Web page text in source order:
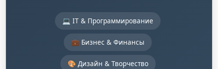
💻 IT & Программирование
💼 Бизнес & Финансы
🎨 Дизайн & Творчество